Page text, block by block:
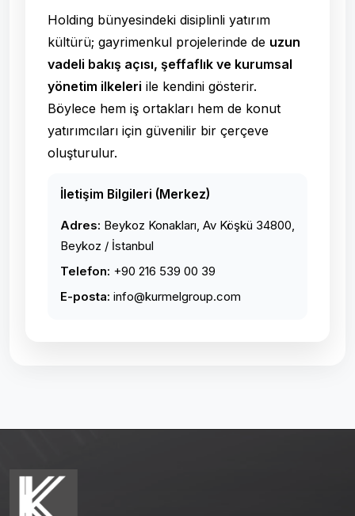
Holding bünyesindeki disiplinli yatırım
kültürü; gayrimenkul projelerinde de uzun
vadeli bakış açısı, şeffaflık ve kurumsal
yönetim ilkeleri ile kendini gösterir.
Böylece hem iş ortakları hem de konut
yatırımcıları için güvenilir bir çerçeve
oluşturulur.
İletişim Bilgileri (Merkez)
Adres: Beykoz Konakları, Av Köşkü 34800,
Beykoz / İstanbul
Telefon: +90 216 539 00 39
E-posta: info@kurmelgroup.com